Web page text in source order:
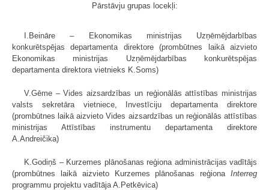
Pārstāvju grupas locekļi:
I.Beināre – Ekonomikas ministrijas Uzņēmējdarbības
konkurētspējas departamenta direktore (prombūtnes laikā aizvieto
Ekonomikas ministrijas Uzņēmējdarbības konkurētspējas
departamenta direktora vietnieks K.Soms)
V.Gēme – Vides aizsardzības un reģionālās attīstības ministrijas
valsts sekretāra vietniece, Investīciju departamenta direktore
(prombūtnes laikā aizvieto Vides aizsardzības un reģionālās attīstības
ministrijas Attīstības instrumentu departamenta direktore
A.Andreičika)
K.Godiņš – Kurzemes plānošanas reģiona administrācijas vadītājs
(prombūtnes laikā aizvieto Kurzemes plānošanas reģiona Interreg
programmu projektu vadītāja A.Petkēvica)